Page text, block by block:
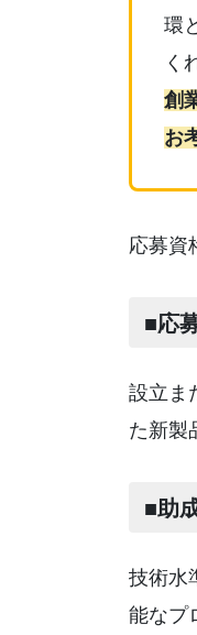
環
く
創
お
応募資
■応
設立ま
た新製
■助
技術水
能なプ